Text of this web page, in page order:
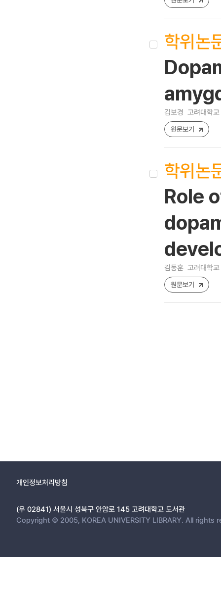
학위논
김보경 고려대학
원문보기
학위논
Role
김동훈 고려대학
원문보기
개인정보처리방침
(우 02841) 서울시 성북구 안암로 145 고려대학교 도서관
Copyright © 2005, KOREA UNIVERSITY LIBRARY. All rights